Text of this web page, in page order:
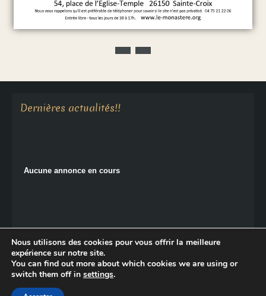
Dernières actualités!!
Aucune annonce en cours
Aucune annonce en cours
Copyright © 2026 Le Monastère de Sainte-Croix.
Politique de confidentialité
Nous utilisons des cookies pour vous offrir la meilleure
expérience sur notre site.
You can find out more about which cookies we are using or
switch them off in settings.